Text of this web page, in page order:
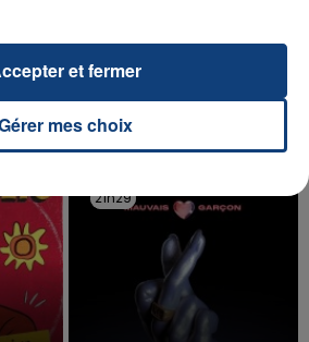
plainte contre la clinique qui a
et présenté ses
21h29
21h29
mes choix
et fermer